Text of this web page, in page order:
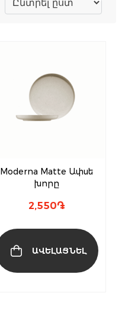
Moderna Matte Ափսե
խորը
2,550֏
ԱՎԵԼԱՑՆԵԼ